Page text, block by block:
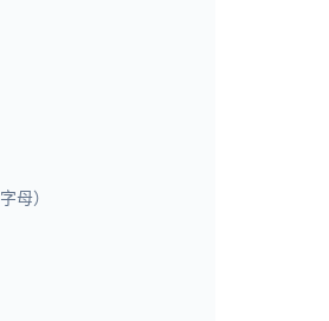
母）